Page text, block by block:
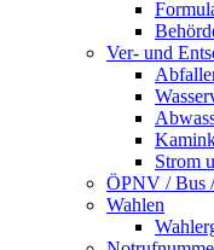
Ver- und
Strom
ÖPNV / Bus
Wahlen